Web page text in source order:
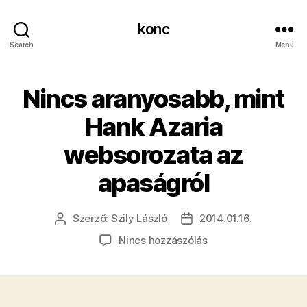
Search
konc
Menü
​Nincs aranyosabb, mint
Hank Azaria
websorozata az
apaságról
Bejegyzés
szerzője
Szerző: Szily László
Bejegyzés
dátuma
2014.01.16.
Nincs hozzászólása(z)